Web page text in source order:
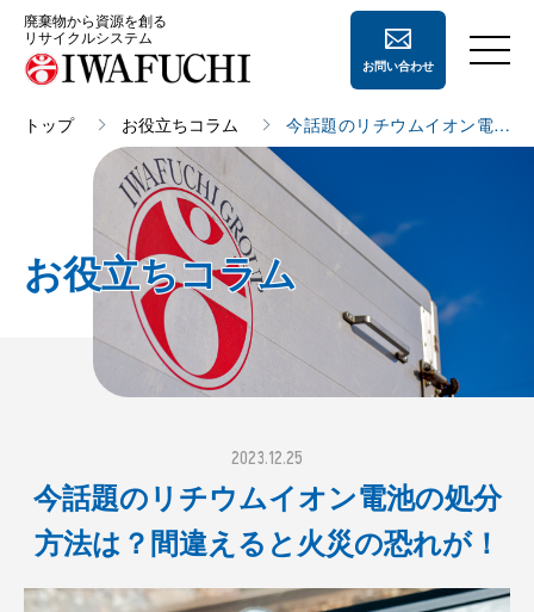
廃棄物から資源を創る
リサイクルシステム
会社案内
会社案内
経営理念
会社概要
沿革
CSR活動
登録許可証
事業内容
事業内容
ペーパー リサイクル
ペットボトルリサイクル
鉄・非鉄 リサイクル
機密情報処理
トランスポート
採用情報
地域住民の方へ
よくあるご質問
お問い合わせ
トップ お役立ちコラム
今話題のリチウムイオン電池
の処分方法は？間違えると火
災の恐れが！
お役立ちコラム
2023.12.25
今話題のリチウムイオン電池の処分
方法は？間違えると火災の恐れが！